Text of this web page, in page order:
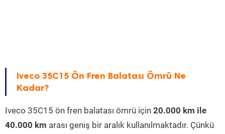
Iveco 35C15 Ön Fren Balatası Ömrü Ne
Kadar?
Iveco 35C15 ön fren balatası ömrü için 20.000 km ile
40.000 km arası geniş bir aralık kullanılmaktadır. Çünkü